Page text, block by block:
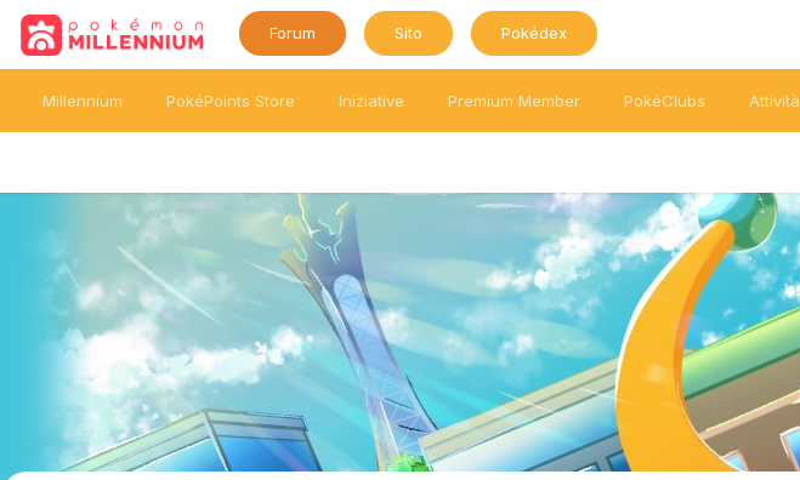
Forum Sito Pokédex
Millennium PokéPoints Store Iniziative Premium Member PokéClubs Attività